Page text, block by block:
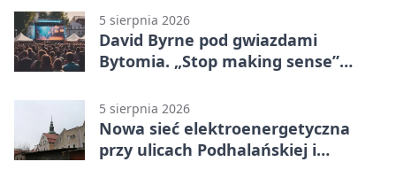
5 sierpnia 2026
David Byrne pod gwiazdami
Bytomia. „Stop making sense”
5 sierpnia 2026
Nowa sieć elektroenergetyczna
przy ulicach Podhalańskiej i